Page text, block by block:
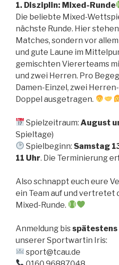
1. Disziplin: Mixed-Runde
Die beliebte Mixed-
nächste Runde. Hier
Matches, sondern vor
und gute Laune im
gemischten Viererteams
und zwei Herren. Pro
Damen-Einzel, zwei
Doppel ausgetragen.
Spielzeitraum:August
Spieltage)
Spielbeginn: Samstag
11 Uhr. Die Terminierung
Also schnappt euch eure
ein Team auf und vertretet
Mixed-Runde.
Anmeldung bisspätestens
unserer Sportwartin Iris:
sport@tcau.de